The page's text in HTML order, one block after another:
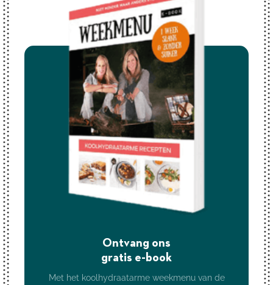
Ontvang ons
gratis e-book
Met het koolhydraatarme weekmenu van de